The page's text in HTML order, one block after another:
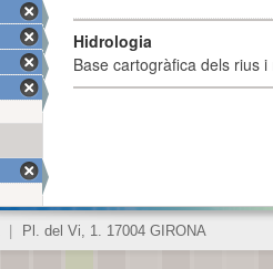
Hidrologia
Base cartogràfica dels rius
Pl. del Vi, 1. 17004 GIRONA